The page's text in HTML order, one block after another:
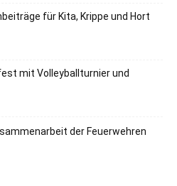
für Kita, Krippe und Hort
mit Volleyballturnier und
der Feuerwehren